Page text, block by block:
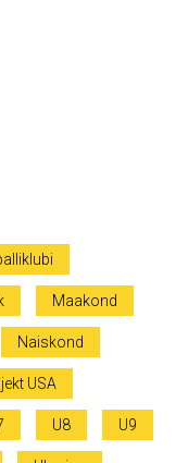
Maakond
Naiskond
USA
U8 U9